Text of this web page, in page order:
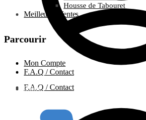
F.A.Q / Contact
Housse de Tabouret
Meilleures Ventes
Parcourir
Mon Compte
F.A.Q / Contact
0.00€